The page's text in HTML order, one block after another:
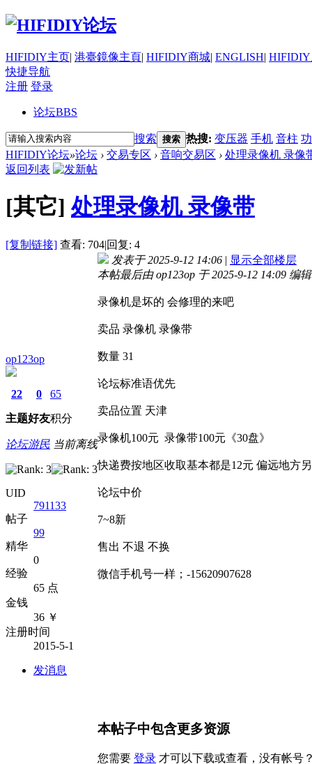
HIFIDIY主页| 港臺鏡像主頁| HIFIDIY商城| ENGLISH|
快捷导航
注册 登录
论坛BBS
搜索 搜索 热搜: 变压器 手机 音柱
HIFIDIY论坛»论坛 › 交易专区 › 音响交易区 › 处理录像机 录像
返回列表
[其它] 处理录像机 录像带
[复制链接] 查看: 704|回复: 4
op123op
22
主题
0
好友
65
积分
论坛游民 当前离线
UID
791133
帖子
99
精华
0
经验
65 点
金钱
36 ￥
注册时间
2015-5-1
发消息
发表于 2025-9-12 14:06 | 显示全部楼层
本帖最后由 op123op 于 2025-9-12 14:09 编辑
录像机是坏的 会修理的来吧
卖品 录像机 录像带
数量 31
论坛标准语优先
卖品位置 天津
录像机100元 录像带100元《30盘》
快递费按地区收取基本都是12元 偏远地方
论坛中价
7~8新
售出 不退 不换
微信手机号一样；-15620907628
本帖子中包含更多资源
您需要 登录 才可以下载或查看，没有帐号